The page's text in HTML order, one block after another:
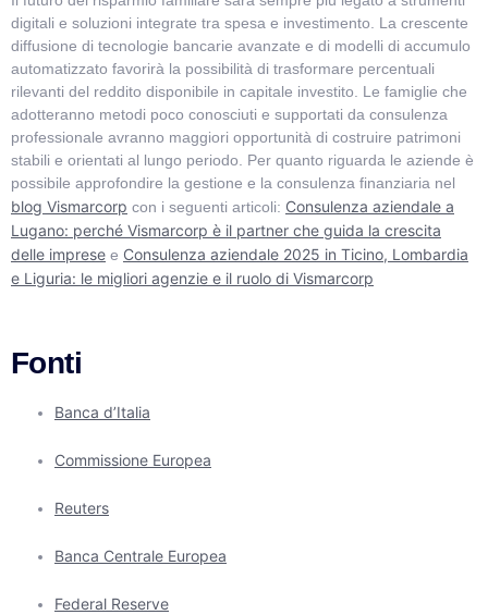
digitali e soluzioni integrate tra spesa e investimento. La crescente
diffusione di tecnologie bancarie avanzate e di modelli di accumulo
automatizzato favorirà la possibilità di trasformare percentuali
rilevanti del reddito disponibile in capitale investito. Le famiglie che
adotteranno metodi poco conosciuti e supportati da consulenza
professionale avranno maggiori opportunità di costruire patrimoni
stabili e orientati al lungo periodo. Per quanto riguarda le aziende è
possibile approfondire la gestione e la consulenza finanziaria nel
blog Vismarcorp con i seguenti articoli: Consulenza aziendale a
Lugano: perché Vismarcorp è il partner che guida la crescita
delle imprese e Consulenza aziendale 2025 in Ticino, Lombardia
e Liguria: le migliori agenzie e il ruolo di Vismarcorp
Fonti
Banca d’Italia
Commissione Europea
Reuters
Banca Centrale Europea
Federal Reserve